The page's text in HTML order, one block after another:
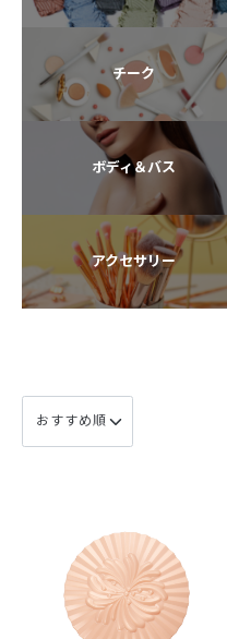
チーク
ボディ＆バス
アクセサリー